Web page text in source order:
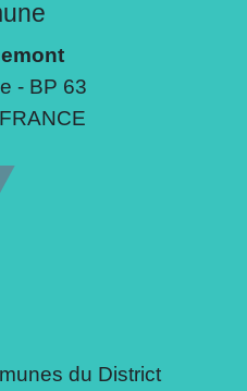
- BP 63
du District